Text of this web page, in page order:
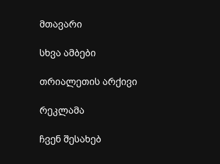
მთავარი
სხვა ამბები
თრიალეთის არქივი
რეკლამა
ჩვენ შესახებ